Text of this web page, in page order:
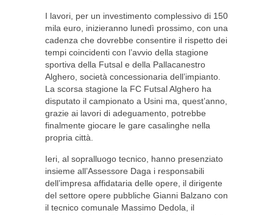
I lavori, per un investimento complessivo di 150
mila euro, inizieranno lunedì prossimo, con una
cadenza che dovrebbe consentire il rispetto dei
tempi coincidenti con l’avvio della stagione
sportiva della Futsal e della Pallacanestro
Alghero, società concessionaria dell’impianto.
La scorsa stagione la FC Futsal Alghero ha
disputato il campionato a Usini ma, quest’anno,
grazie ai lavori di adeguamento, potrebbe
finalmente giocare le gare casalinghe nella
propria città.
Ieri, al sopralluogo tecnico, hanno presenziato
insieme all’Assessore Daga i responsabili
dell’impresa affidataria delle opere, il dirigente
del settore opere pubbliche Gianni Balzano con
il tecnico comunale Massimo Dedola, il